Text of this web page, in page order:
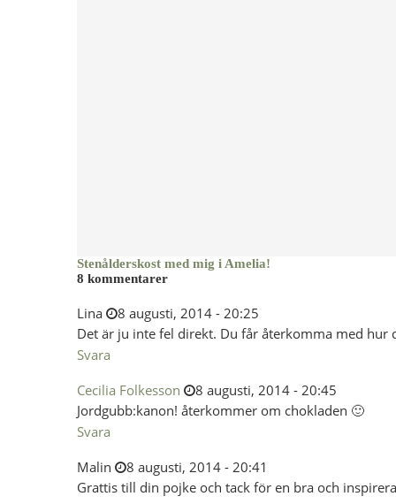
Stenålderskost med mig i Amelia!
8 kommentarer
Lina
8 augusti, 2014 - 20:25
Det är ju inte fel direkt. Du får återkomma med hur
Svara
Cecilia Folkesson
8 augusti, 2014 - 20:45
Jordgubb:kanon! återkommer om chokladen 🙂
Svara
Malin
8 augusti, 2014 - 20:41
Grattis till din pojke och tack för en bra och